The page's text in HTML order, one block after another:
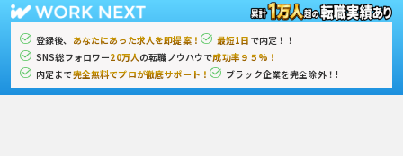
登録後、 あなたにあった求人を即提案！ 最短1日 で内定！！
SNS総フォロワー20万人の転職ノウハウで成功率９５%！
内定まで完全無料でプロが徹底サポート！ ブラック企業を完全除外！!